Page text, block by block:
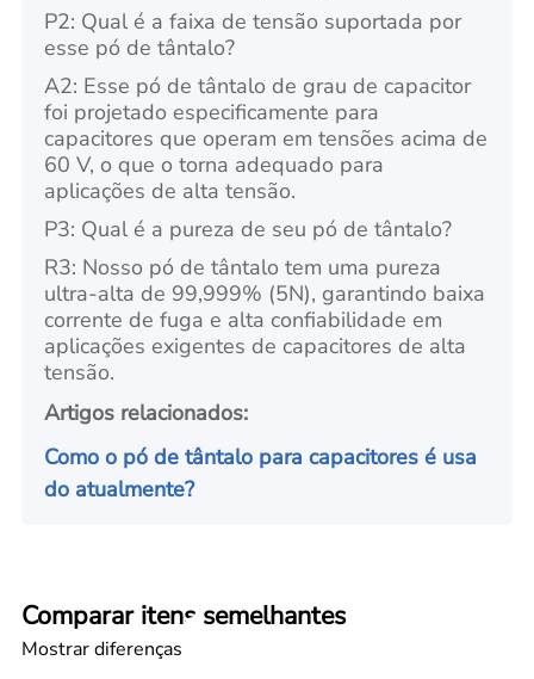
P2: Qual é a faixa de tensão suportada por
esse pó de tântalo?
A2: Esse pó de tântalo de grau de capacitor
foi projetado especificamente para
capacitores que operam em tensões acima de
60 V, o que o torna adequado para
aplicações de alta tensão.
P3: Qual é a pureza de seu pó de tântalo?
R3: Nosso pó de tântalo tem uma pureza
ultra-alta de 99,999% (5N), garantindo baixa
corrente de fuga e alta confiabilidade em
aplicações exigentes de capacitores de alta
tensão.
Artigos relacionados:
Como o pó de tântalo para capacitores é usa
do atualmente?
Comparar itens semelhantes
Mostrar diferenças